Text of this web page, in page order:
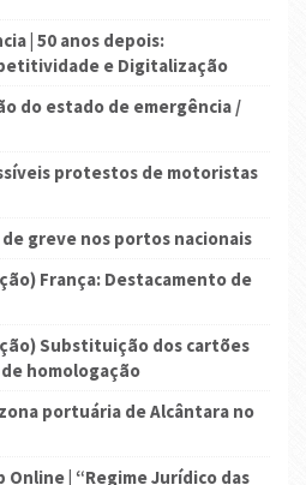
| 50 anos depois:
e Digitalização
do estado de emergência /
protestos de motoristas
de greve nos portos nacionais
França: Destacamento de
Substituição dos cartões
homologação
portuária de Alcântara no
Online | “Regime Jurídico das